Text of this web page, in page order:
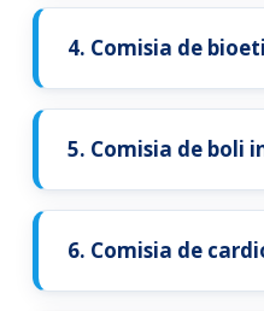
4. Comisia de
5. Comisia de boli
6. Comisia de